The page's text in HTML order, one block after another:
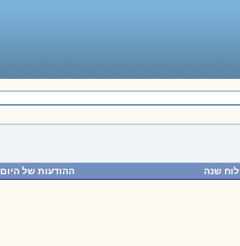
לוח שנה ההודעות של היום